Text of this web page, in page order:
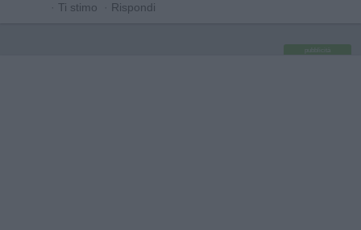
· Ti stimo · Rispondi
pubblicità